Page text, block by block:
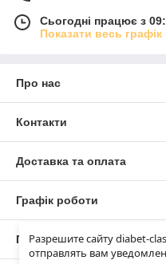
Разрешите сайту diabet-
отправлять вам
Сьогодні працює з
Показати весь
Про нас
Контакти
Доставка та оплата
Графік роботи
Повна версія сайту